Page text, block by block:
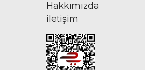
Hakkımızda
iletişim